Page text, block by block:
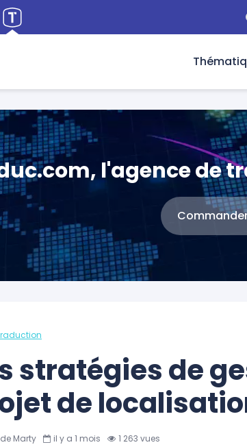
l'agence de
stratégies de
de
Marty il y a 1 mois 1 263 vues